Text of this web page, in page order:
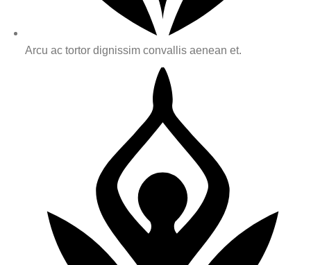
Arcu ac tortor dignissim convallis aenean et.